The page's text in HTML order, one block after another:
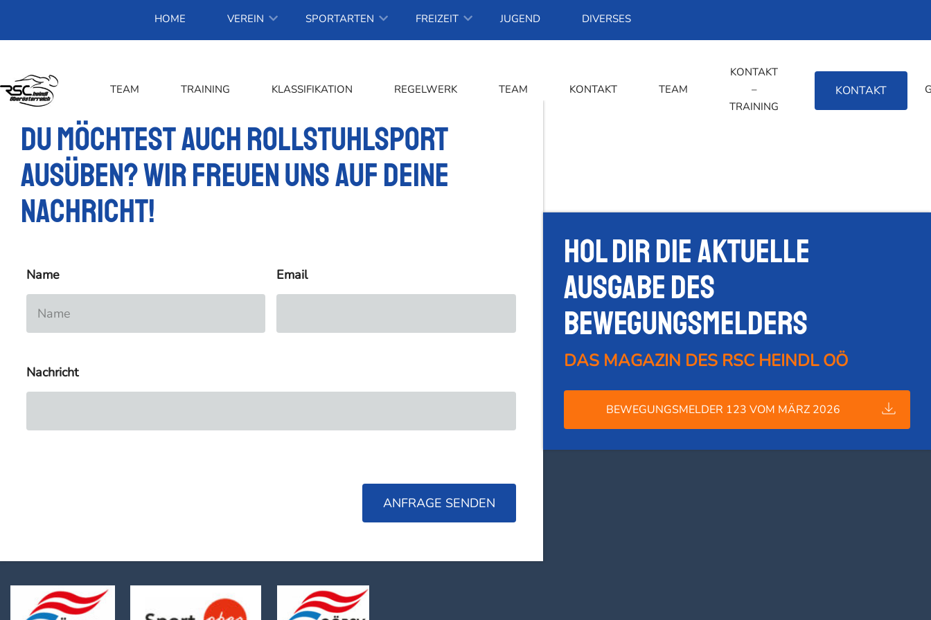
HOME VEREIN SPORTARTEN FREIZEIT JUGEND DIVERSES
TEAM TRAINING KLASSIFIKATION REGELWERK TEAM KONTAKT TEAM
KONTAKT
–
TRAINING
REGELWERK
KONTAKT
Du möchtest auch Rollstuhlsport
ausüben? Wir freuen uns auf deine
Nachricht!
Name Email
Nachricht
Hol dir die Aktuelle
Ausgabe des
Bewegungsmelders
DAS MAGAZIN DES RSC HEINDL OÖ
BEWEGUNGSMELDER 123 VOM MÄRZ 2026